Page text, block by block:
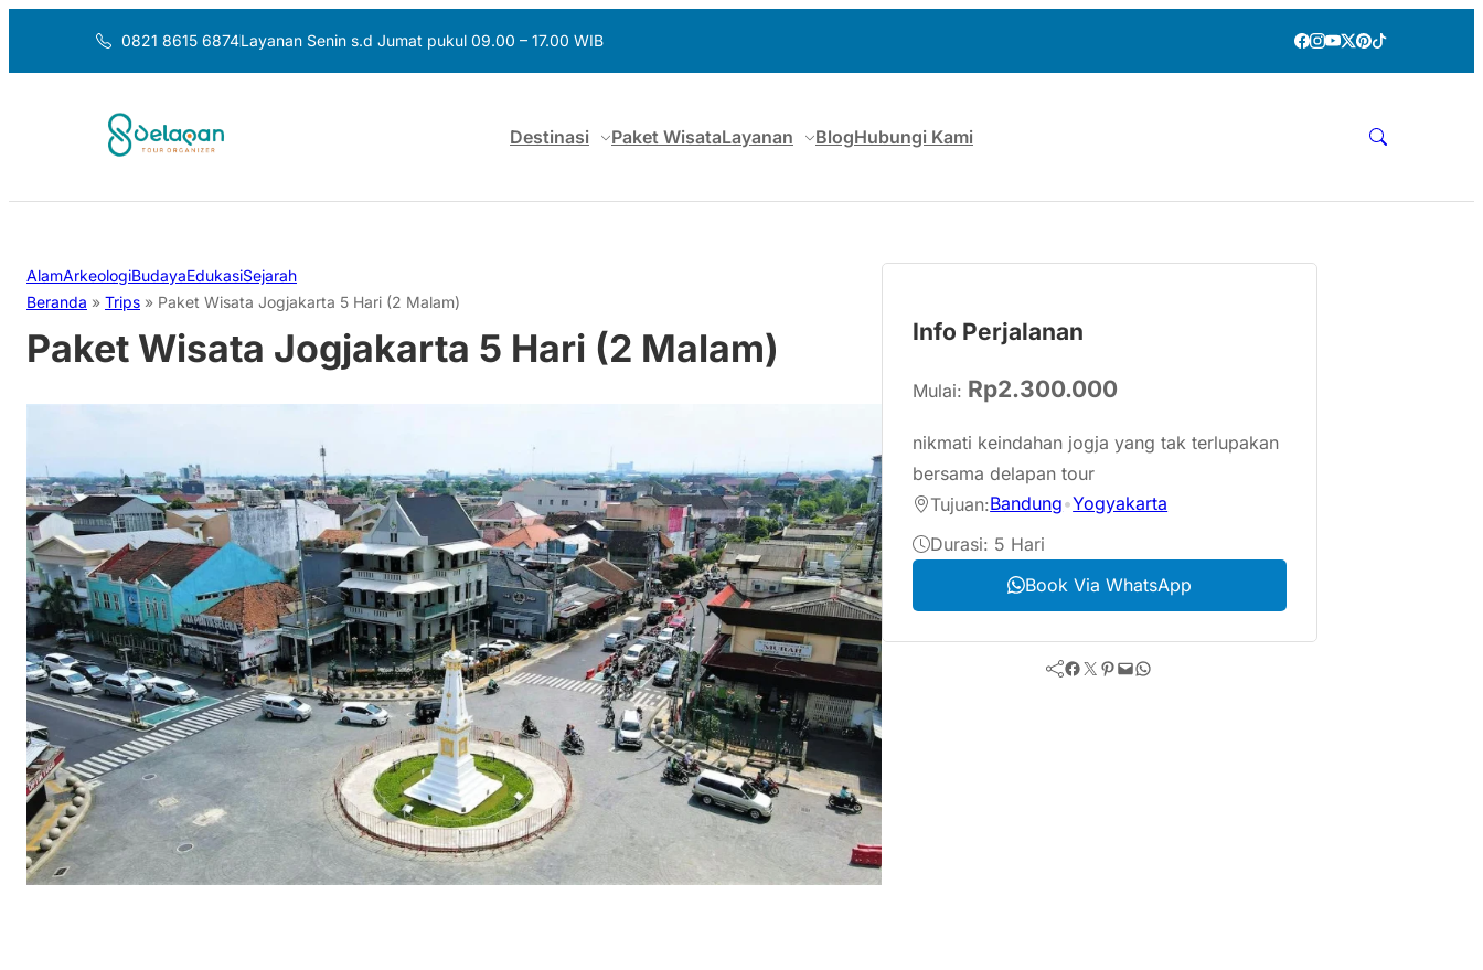
0821 8615 6874Layanan Senin s.d Jumat pukul 09.00 – 17.00 WIB
Destinasi Paket WisataLayanan BlogHubungi Kami
AlamArkeologiBudayaEdukasiSejarah
Beranda » Trips » Paket Wisata Jogjakarta 5 Hari (2 Malam)
Paket Wisata Jogjakarta 5 Hari (2 Malam) Info Perjalanan
Mulai: Rp2.300.000
nikmati keindahan jogja yang tak terlupakan
bersama delapan tour
Tujuan:Bandung•Yogyakarta
Durasi: 5 Hari
Book Via WhatsApp
Facebook Twitter Pinterest Mail WhatsApp